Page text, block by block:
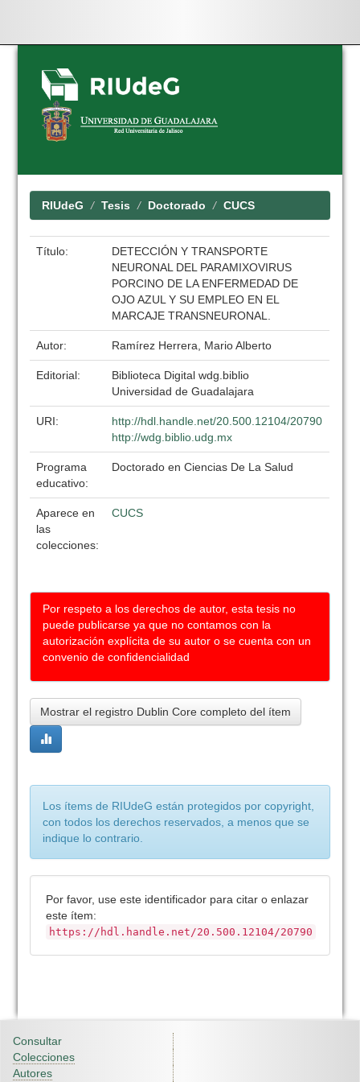
Skip
navigation
RIUdeG Tesis Doctorado CUCS
Título:
DETECCIÓN Y TRANSPORTE
NEURONAL DEL PARAMIXOVIRUS
PORCINO DE LA ENFERMEDAD DE
OJO AZUL Y SU EMPLEO EN EL
MARCAJE TRANSNEURONAL.
Autor: Ramírez Herrera, Mario Alberto
Editorial:
Biblioteca Digital wdg.biblio
Universidad de Guadalajara
URI:
http://hdl.handle.net/20.500.12104/20790
http://wdg.biblio.udg.mx
Programa
educativo:
Doctorado en Ciencias De La Salud
Aparece en
las
colecciones:
CUCS
Por respeto a los derechos de autor, esta tesis no
puede publicarse ya que no contamos con la
autorización explícita de su autor o se cuenta con un
convenio de confidencialidad
Mostrar el registro Dublin Core completo del ítem
Los ítems de RIUdeG están protegidos por copyright,
con todos los derechos reservados, a menos que se
indique lo contrario.
Por favor, use este identificador para citar o enlazar
este ítem:
https://hdl.handle.net/20.500.12104/20790
Consultar
Colecciones
Autores